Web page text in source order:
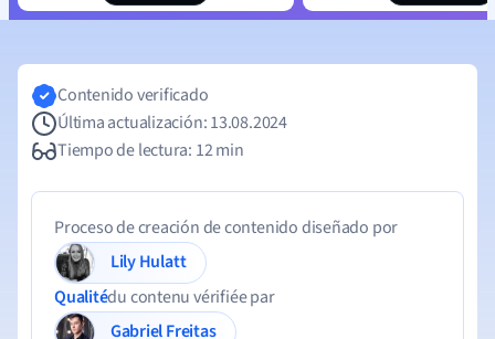
Contenido verificado
Última actualización: 13.08.2024
Tiempo de lectura: 12 min
Proceso de creación de contenido diseñado por
Lily Hulatt
Qualitédu contenu vérifiée par
Gabriel Freitas